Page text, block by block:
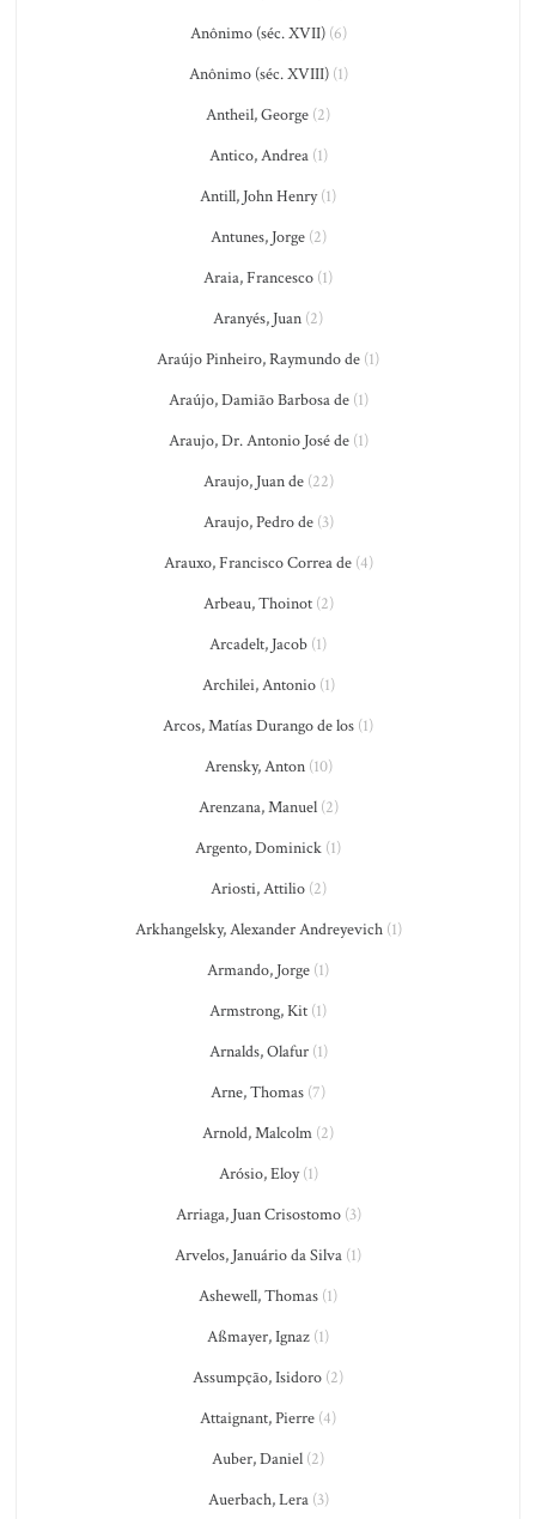
Anônimo (séc. XVII)(6)
Anônimo (séc. XVIII)(1)
Antheil, George (2)
Antico, Andrea(1)
Antill, John Henry(1)
Antunes, Jorge(2)
Araia, Francesco (1)
Aranyés, Juan (2)
Araújo Pinheiro, Raymundo de (1)
Araújo, Damião Barbosa de(1)
Araujo, Dr. Antonio José de(1)
Araujo, Juan de(22)
Araujo, Pedro de(3)
Arauxo, Francisco Correa de(4)
Arbeau, Thoinot(2)
Arcadelt, Jacob (1)
Archilei, Antonio(1)
Arcos, Matías Durango de los (1)
Arensky, Anton(10)
Arenzana, Manuel(2)
Argento, Dominick (1)
Ariosti, Attilio(2)
Arkhangelsky, Alexander Andreyevich(1)
Armando, Jorge (1)
Armstrong, Kit (1)
Arnalds, Olafur(1)
Arne, Thomas (7)
Arnold, Malcolm (2)
Arósio, Eloy(1)
Arriaga, Juan Crisostomo(3)
Arvelos, Januário da Silva (1)
Ashewell, Thomas (1)
Aßmayer, Ignaz (1)
Assumpção, Isidoro (2)
Attaignant, Pierre (4)
Auber, Daniel (2)
Auerbach, Lera(3)